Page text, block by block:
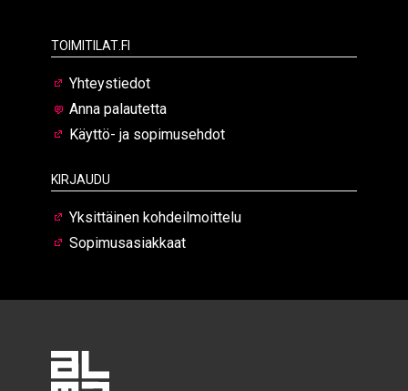
Toimitilat.fi
Yhteystiedot
Anna palautetta
Käyttö- ja sopimusehdot
Kirjaudu
Yksittäinen kohdeilmoittelu
Sopimusasiakkaat